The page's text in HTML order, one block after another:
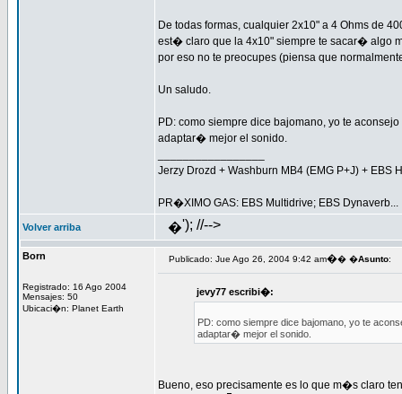
De todas formas, cualquier 2x10" a 4 Ohms de
est� claro que la 4x10" siempre te sacar� algo
por eso no te preocupes (piensa que
Un saludo.
PD: como siempre dice bajomano, yo te
adaptar� mejor el sonido.
Jerzy Drozd + Washburn MB4 (EMG P+J) + EBS
PR�XIMO GAS: EBS Multidrive; EBS Dynaverb...
Volver arriba �'); //-->
Born
Registrado: 16 Ago 2004
Mensajes: 50
Ubicaci�n: Planet Earth
Publicado: Jue Ago 26, 2004 9:42 am�� �Asunto:
jevy77 escribi�:
PD: como siempre dice bajomano, yo te
adaptar� mejor el sonido.
Bueno, eso precisamente es lo que m�s claro